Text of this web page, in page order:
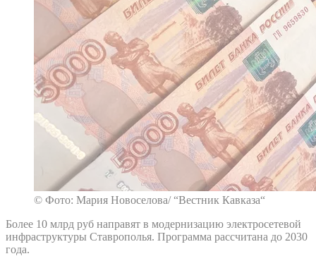
© Фото: Мария Новоселова/ “Вестник Кавказа“
Более 10 млрд руб направят в модернизацию электросетевой
инфраструктуры Ставрополья. Программа рассчитана до 2030
года.